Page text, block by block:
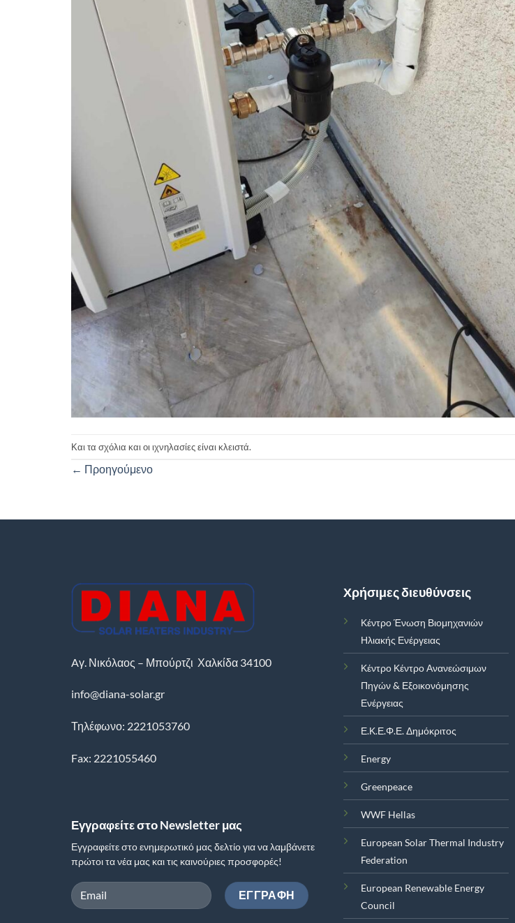
Και τα σχόλια και οι ιχνηλασίες είναι κλειστά.
← Προηγούμενο
Aγ. Νικόλαος – Μπούρτζι Χαλκίδα 34100
info@diana-solar.gr
Τηλέφωνο: 2221053760
Fax: 2221055460
Εγγραφείτε στο Newsletter μας
Εγγραφείτε στο ενημερωτικό μας δελτίο για να λαμβάνετε
πρώτοι τα νέα μας και τις καινούριες προσφορές!
Χρήσιμες διευθύνσεις
Κέντρο Ένωση Βιομηχανιών
Ηλιακής Ενέργειας
Κέντρο Κέντρο Ανανεώσιμων
Πηγών & Εξοικονόμησης
Ενέργειας
Ε.Κ.Ε.Φ.Ε. Δημόκριτος
Energy
Greenpeace
WWF Hellas
European Solar Thermal Industry
Federation
European Renewable Energy
Council